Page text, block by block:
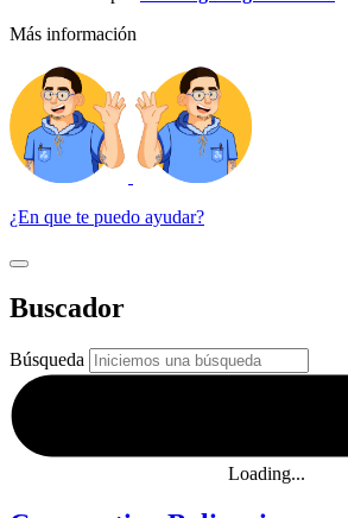
Más información
¿En que te puedo ayudar?
Buscador
Búsqueda
Loading...